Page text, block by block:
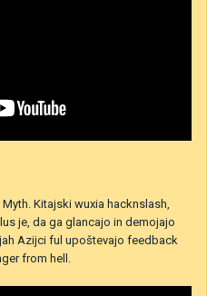
Kitajski wuxia hacknslash,
je, da ga glancajo in demojajo
Azijci ful upoštevajo feedback
from hell.